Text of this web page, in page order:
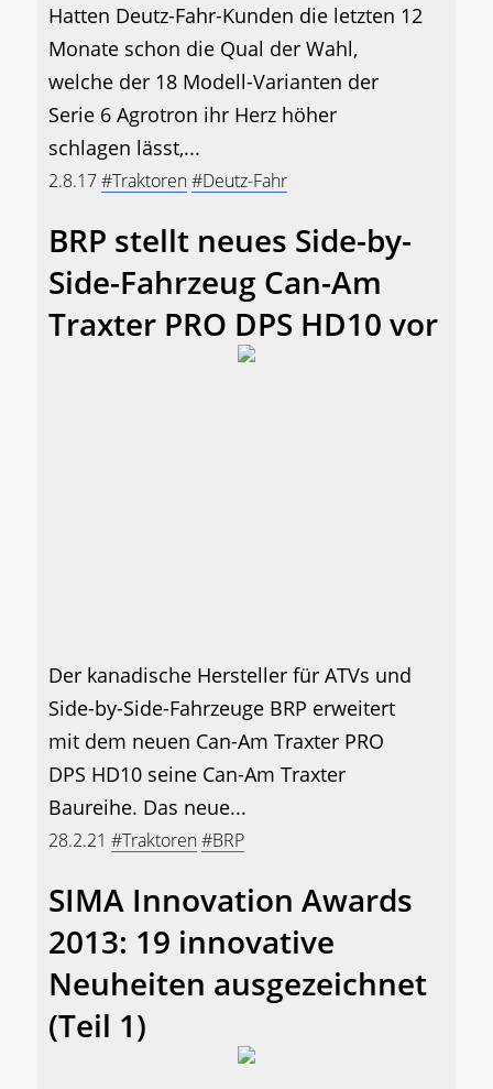
Hatten Deutz-Fahr-Kunden die letzten 12
Monate schon die Qual der Wahl,
welche der 18 Modell-Varianten der
Serie 6 Agrotron ihr Herz höher
schlagen lässt,...
2.8.17#Traktoren#Deutz-Fahr
BRP stellt neues Side-by-
Side-Fahrzeug Can-Am
Traxter PRO DPS HD10 vor
Der kanadische Hersteller für ATVs und
Side-by-Side-Fahrzeuge BRP erweitert
mit dem neuen Can-Am Traxter PRO
DPS HD10 seine Can-Am Traxter
Baureihe. Das neue...
28.2.21 #Traktoren#BRP
SIMA Innovation Awards
2013: 19 innovative
Neuheiten ausgezeichnet
(Teil 1)